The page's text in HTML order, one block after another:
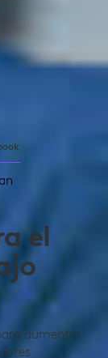
el
aumentar